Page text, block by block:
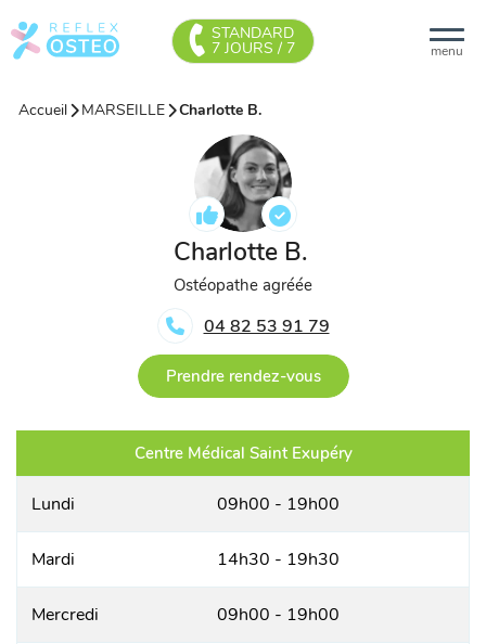
menu
STANDARD
7 JOURS / 7
Accueil MARSEILLE Charlotte B.
Charlotte B.
Ostéopathe agréée
04 82 53 91 79
Prendre rendez-vous
Centre Médical Saint Exupéry
Lundi 09h00 - 19h00
Mardi 14h30 - 19h30
Mercredi 09h00 - 19h00